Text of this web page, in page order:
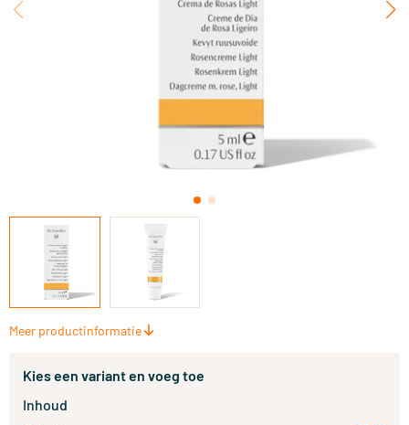
Meer productinformatie
Kies een variant en voeg toe
Inhoud